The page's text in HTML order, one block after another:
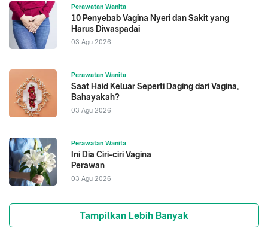
Perawatan Wanita
10 Penyebab Vagina Nyeri dan Sakit yang
Harus Diwaspadai
03 Agu 2026
Perawatan Wanita
Saat Haid Keluar Seperti Daging dari Vagina,
Bahayakah?
03 Agu 2026
Perawatan Wanita
Ini Dia Ciri-ciri Vagina
Perawan
03 Agu 2026
Tampilkan Lebih Banyak